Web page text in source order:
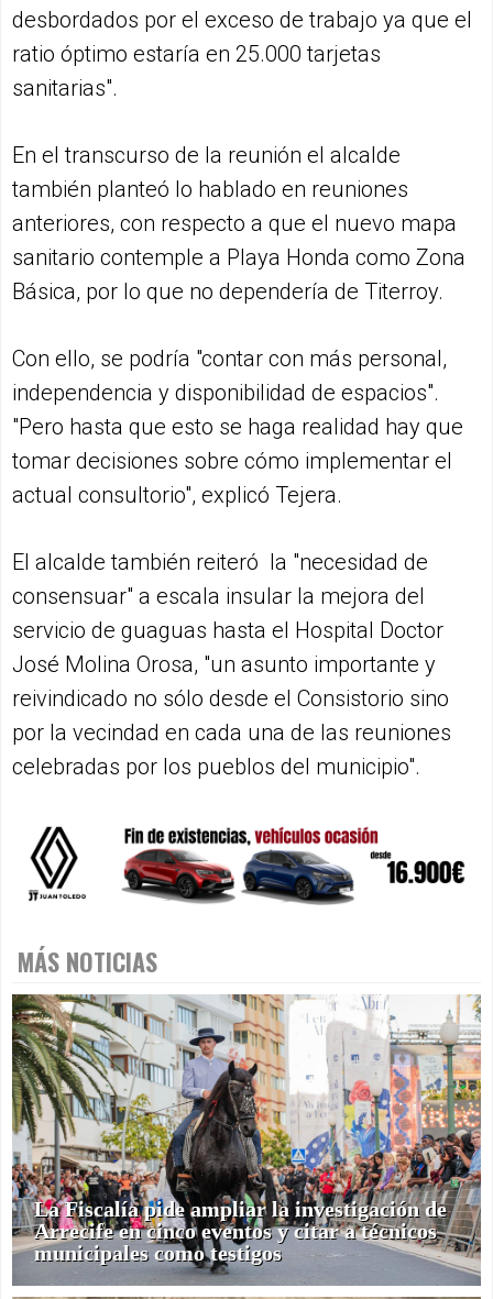
desbordados por el exceso de trabajo ya que el
ratio óptimo estaría en 25.000 tarjetas
sanitarias".
En el transcurso de la reunión el alcalde
también planteó lo hablado en reuniones
anteriores, con respecto a que el nuevo mapa
sanitario contemple a Playa Honda como Zona
Básica, por lo que no dependería de Titerroy.
Con ello, se podría "contar con más personal,
independencia y disponibilidad de espacios".
"Pero hasta que esto se haga realidad hay que
tomar decisiones sobre cómo implementar el
actual consultorio", explicó Tejera.
El alcalde también reiteró la "necesidad de
consensuar" a escala insular la mejora del
servicio de guaguas hasta el Hospital Doctor
José Molina Orosa, "un asunto importante y
reivindicado no sólo desde el Consistorio sino
por la vecindad en cada una de las reuniones
celebradas por los pueblos del municipio".
MÁS NOTICIAS
La Fiscalía pide ampliar la investigación de
Arrecife en cinco eventos y citar a técnicos
municipales como testigos